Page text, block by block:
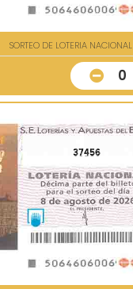
SORTEO DE LOTERIA NACIONAL
0
37456